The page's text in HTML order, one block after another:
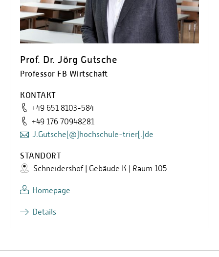
Prof. Dr. Jörg Gutsche
Professor FB Wirtschaft
KONTAKT
+49 651 8103-584
+49 176 70948281
J.Gutsche[@]hochschule-trier[.]de
STANDORT
Schneidershof | Gebäude K | Raum 105
Homepage
Details